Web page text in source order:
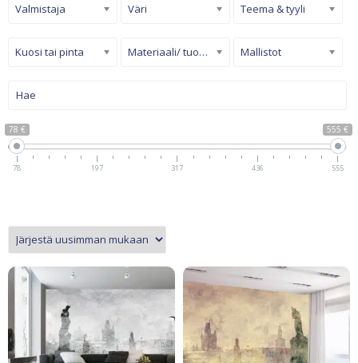
78 € 555 €
78 197 317 436 555
Valmistaja Väri Teema & tyyli
Kuosi tai pinta Materiaali/ tuotetyyppi Mallistot